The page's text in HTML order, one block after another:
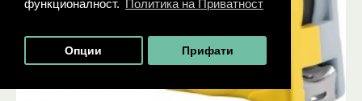
функционалност. Политика на Приватност
Опции Прифати